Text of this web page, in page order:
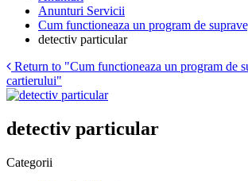
Anunturi Servicii
Cum functioneaza un program de
detectiv particular
Return to "Cum functioneaza un program de
cartierului"
detectiv particular
Categorii